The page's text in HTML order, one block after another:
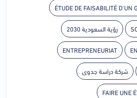
ÉTUDE DE FAISABILITÉ D'UN
رؤية السعودية 2030
ENTREPRENEURIAT
شركة دراسة جدوى
FAIRE UNE